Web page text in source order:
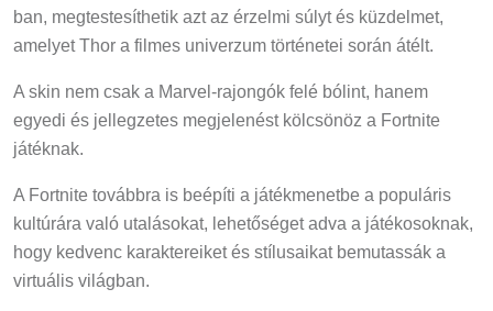
ban, megtestesíthetik azt az érzelmi súlyt és küzdelmet,
amelyet Thor a filmes univerzum történetei során átélt.
A skin nem csak a Marvel-rajongók felé bólint, hanem
egyedi és jellegzetes megjelenést kölcsönöz a Fortnite
játéknak.
A Fortnite továbbra is beépíti a játékmenetbe a populáris
kultúrára való utalásokat, lehetőséget adva a játékosoknak,
hogy kedvenc karaktereiket és stílusaikat bemutassák a
virtuális világban.